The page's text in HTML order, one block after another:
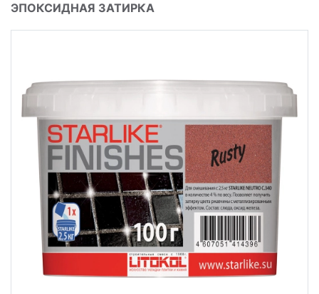
ЭПОКСИДНАЯ ЗАТИРКА